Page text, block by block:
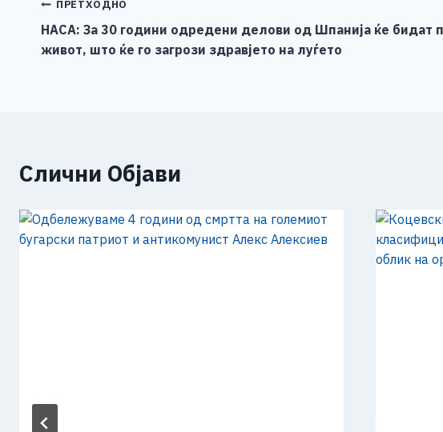
b
o
o
g
er
p
p
n
k
Навигација
на
ПРЕТХОДНО
НАСА: За 30 години одредени делови од Шпанија ќе бидат
живот, што ќе го загрози здравјето на луѓето
Слични Објави